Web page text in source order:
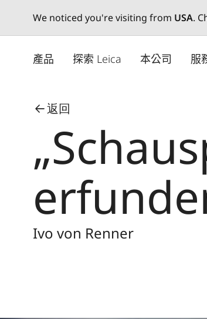
We noticed you're visiting from USA.
產品 探索 Leica 本公司 服
返回
Ivo von Renner